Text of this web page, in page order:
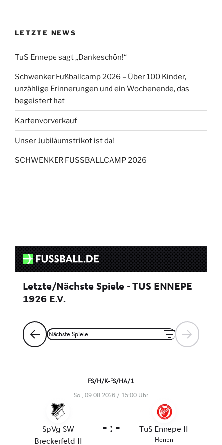
LETZTE NEWS
TuS Ennepe sagt „Dankeschön!“
Schwenker Fußballcamp 2026 – Über 100 Kinder,
unzählige Erinnerungen und ein Wochenende, das
begeistert hat
Kartenvorverkauf
Unser Jubiläumstrikot ist da!
SCHWENKER FUSSBALLCAMP 2026